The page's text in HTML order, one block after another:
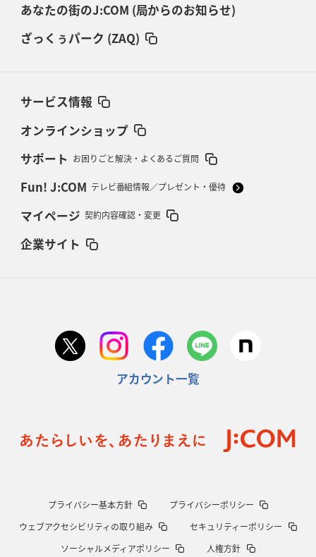
あなたの街のJ:COM (局からのお知らせ)
ざっくぅパーク (ZAQ)
サービス情報
オンラインショップ
サポート お困りごと解決・よくあるご質問
Fun! J:COM テレビ番組情報／プレゼント・優待
マイページ 契約内容確認・変更
企業サイト
アカウント一覧
プライバシー基本方針
プライバシーポリシー
ウェブアクセシビリティの取り組み
セキュリティーポリシー
ソーシャルメディアポリシー
人権方針